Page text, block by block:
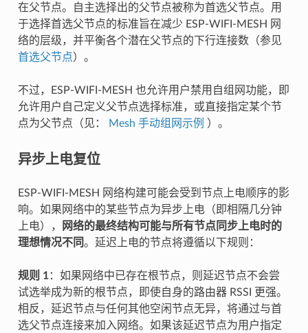
在父节点。自主选择出的父节点被称为首选父节点。用
于选择首选父节点的标准旨在减少 ESP-WIFI-MESH 网
络的层级，并平衡各个潜在父节点的下行连接数（参见
首选父节点 ）。
不过，ESP-WIFI-MESH 也允许用户禁用自组网功能，即
允许用户自己定义父节点选择标准，或直接指定某个节
点为父节点（见：
Mesh 手动组网示例 ）。
异步上电复位
ESP-WIFI-MESH 网络构建可能会受到节点上电顺序的影
响。如果网络中的某些节点为异步上电（即相隔几分钟
上电），
网络的最终结构可能与所有节点同步上电时的
理想情况不同。延迟上电的节点将遵循以下规则：
规则 1：如果网络中已存在根节点，则延迟节点不会尝
试选举成为新的根节点，即使自身的路由器 RSSI 更强。
相反，延迟节点与任何其他空闲节点无异，将通过与首
选父节点连接来加入网络。如果该延迟节点为用户指定